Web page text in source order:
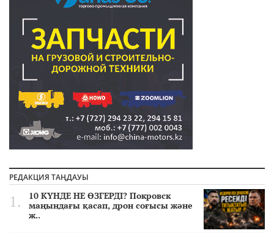
РЕДАКЦИЯ ТАҢДАУЫ
10 КҮНДЕ НЕ ӨЗГЕРДІ? Покровск
маңындағы қасап, дрон соғысы және
ж..